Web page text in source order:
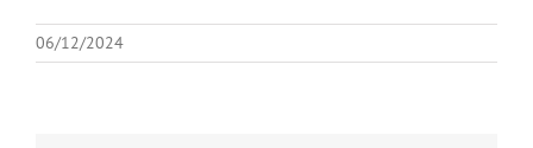
06/12/2024